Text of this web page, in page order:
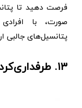
فرصت دهید تا
صورت، با
پتانسیل‌های جالبی
۱۳. طرفداری‌کردن